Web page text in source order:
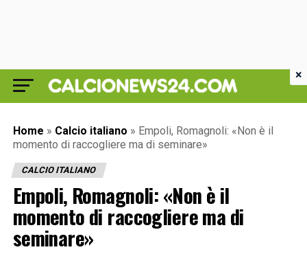
Home » Calcio italiano » Empoli, Romagnoli: «Non è il
momento di raccogliere ma di seminare»
CALCIO ITALIANO
Empoli, Romagnoli: «Non è il
momento di raccogliere ma di
seminare»
×